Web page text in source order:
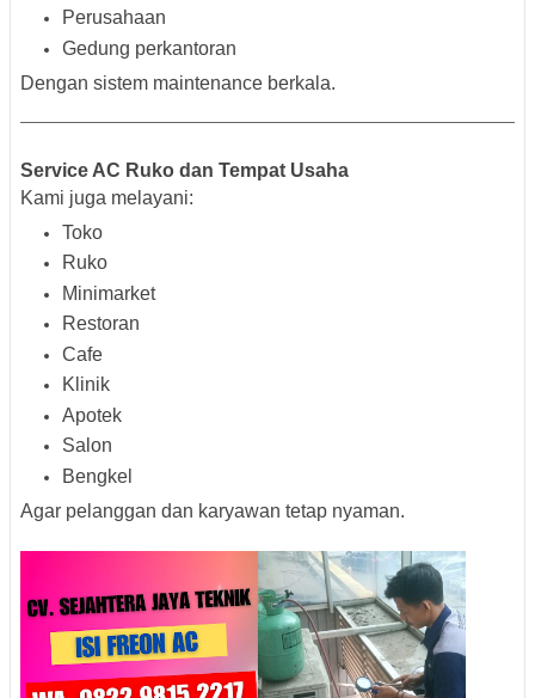
Perusahaan
Gedung perkantoran
Dengan sistem maintenance berkala.
Service AC Ruko dan Tempat Usaha
Kami juga melayani:
Toko
Ruko
Minimarket
Restoran
Cafe
Klinik
Apotek
Salon
Bengkel
Agar pelanggan dan karyawan tetap nyaman.